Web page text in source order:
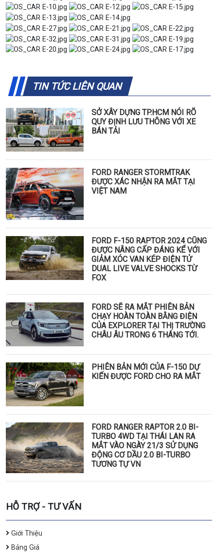
TIN TỨC LIÊN QUAN
SỞ XÂY DỰNG TP.HCM NÓI RÕ
QUY ĐỊNH LƯU THÔNG VỚI XE
BÁN TẢI
FORD RANGER STORMTRAK
ĐƯỢC XÁC NHẬN RA MẮT TẠI
VIỆT NAM
FORD F-150 RAPTOR 2024 CŨNG
ĐƯỢC NÂNG CẤP ĐÁNG KỂ VỚI
GIẢM XÓC VAN KÉP ĐIỆN TỬ
DUAL LIVE VALVE SHOCKS TỪ
FOX
FORD SẼ RA MẮT PHIÊN BẢN
CHẠY HOÀN TOÀN BẰNG ĐIỆN
CỦA EXPLORER TẠI THỊ TRƯỜNG
CHÂU ÂU TRONG 6 THÁNG TỚI.
PHIÊN BẢN MỚI CỦA F-150 DỰ
KIẾN ĐƯỢC FORD CHO RA MẮT
FORD RANGER RAPTOR 2.0 BI-
TURBO 4WD TẠI THÁI LAN RA
MẮT VÀO NGÀY 21/3 SỬ DỤNG
ĐỘNG CƠ DẦU 2.0 BI-TURBO
TƯƠNG TỰ VN
HỖ TRỢ - TƯ VẤN
Giới Thiệu
Bảng Giá